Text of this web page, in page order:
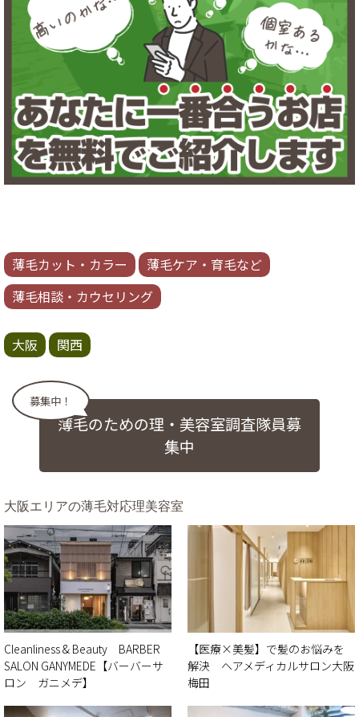
薄毛カット・カラー
薄毛ケア・育毛など
薄毛相談・カウセリング
大阪 関西
募集中！
薄毛のための理・美容室調査隊員募
集中
大阪エリアの薄毛対応理美容室
Cleanliness & Beauty BARBER
SALON GANYMEDE【バーバーサ
ロン ガニメデ】
【医療×美髪】で髪のお悩みを
解決 ヘアメディカルサロン大阪
梅田